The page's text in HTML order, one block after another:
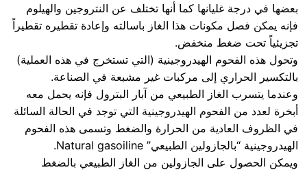
بعضها في درجة غليانها كما أنها تختلف عن النتروجين والهيلوم
فإنه يمكن فصل مكونات هذا الغاز باسالته وإعادة تقطيره تقطيراً
تجزيئياً تحت ضغط منخفض.
وتحول هذه الفحوم الهيدروجينية (التي تستخرج في هذه العملية)
بالتكسير الحراري إلى مركبات غير مشبعة في الصناعة.
وعندما يتسرب الغاز الطبيعي من آبار البترول فإنه يحمل معه
أبخرة لعدد من الفحوم الهيدروجينية التي توجد في الحالة السائلة
في الظروف العادية من الحرارة والضغط وتسمى هذه الفحوم
الهيدروجينية “بالجازولين الطبيعي” Natural gasoiline.
ويمكن الحصول على الجازولين من الغاز الطبيعي بالضغط